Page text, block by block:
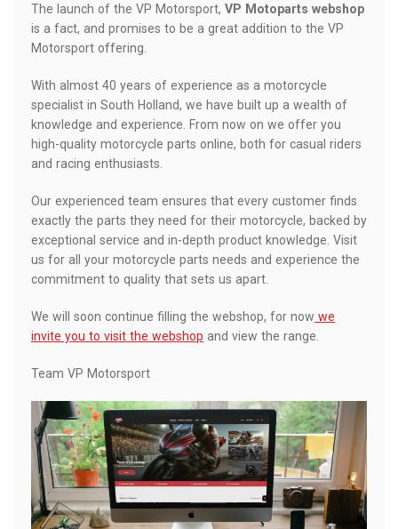
The launch of the VP Motorsport, VP Motoparts webshop
is a fact, and promises to be a great addition to the VP
Motorsport offering.
With almost 40 years of experience as a motorcycle
specialist in South Holland, we have built up a wealth of
knowledge and experience. From now on we offer you
high-quality motorcycle parts online, both for casual riders
and racing enthusiasts.
Our experienced team ensures that every customer finds
exactly the parts they need for their motorcycle, backed by
exceptional service and in-depth product knowledge. Visit
us for all your motorcycle parts needs and experience the
commitment to quality that sets us apart.
We will soon continue filling the webshop, for now we
invite you to visit the webshop and view the range.
Team VP Motorsport